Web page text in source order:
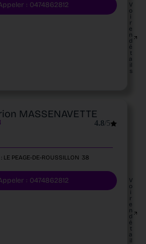
: 0474862812
V
o
i
r
e
n
d
é
t
a
il
s
MASSENAVETTE
4.8/5
LE PEAGE-DE-ROUSSILLON 38
: 0474862812
V
o
i
r
e
n
d
é
t
a
il